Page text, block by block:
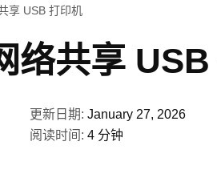
享 USB 打印机
络共享
更新日期: January 27, 2026
阅读时间: 4 分钟